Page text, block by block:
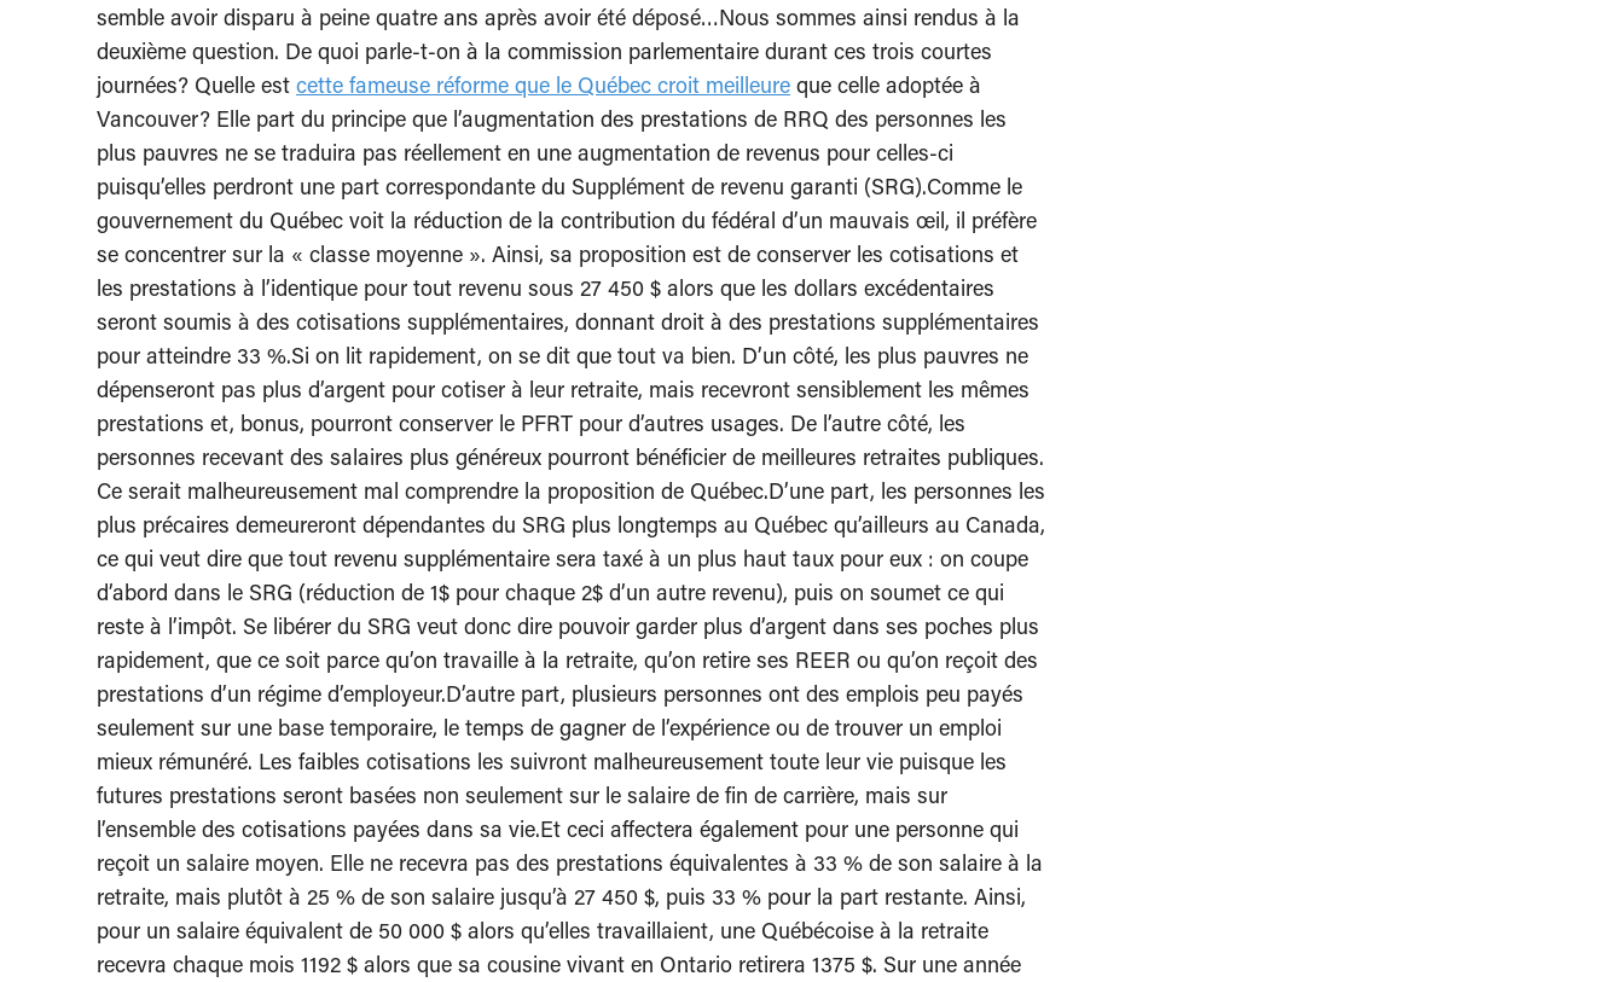
semble avoir disparu à peine quatre ans après avoir été déposé…Nous sommes ainsi rendus à la
deuxième question. De quoi parle-t-on à la commission parlementaire durant ces trois courtes
journées? Quelle est cette fameuse réforme que le Québec croit meilleure que celle adoptée à
Vancouver? Elle part du principe que l’augmentation des prestations de RRQ des personnes les
plus pauvres ne se traduira pas réellement en une augmentation de revenus pour celles-ci
puisqu’elles perdront une part correspondante du Supplément de revenu garanti (SRG).Comme le
gouvernement du Québec voit la réduction de la contribution du fédéral d’un mauvais œil, il préfère
se concentrer sur la « classe moyenne ». Ainsi, sa proposition est de conserver les cotisations et
les prestations à l’identique pour tout revenu sous 27 450 $ alors que les dollars excédentaires
seront soumis à des cotisations supplémentaires, donnant droit à des prestations supplémentaires
pour atteindre 33 %.Si on lit rapidement, on se dit que tout va bien. D’un côté, les plus pauvres ne
dépenseront pas plus d’argent pour cotiser à leur retraite, mais recevront sensiblement les mêmes
prestations et, bonus, pourront conserver le PFRT pour d’autres usages. De l’autre côté, les
personnes recevant des salaires plus généreux pourront bénéficier de meilleures retraites publiques.
Ce serait malheureusement mal comprendre la proposition de Québec.D’une part, les personnes les
plus précaires demeureront dépendantes du SRG plus longtemps au Québec qu’ailleurs au Canada,
ce qui veut dire que tout revenu supplémentaire sera taxé à un plus haut taux pour eux : on coupe
d’abord dans le SRG (réduction de 1$ pour chaque 2$ d’un autre revenu), puis on soumet ce qui
reste à l’impôt. Se libérer du SRG veut donc dire pouvoir garder plus d’argent dans ses poches plus
rapidement, que ce soit parce qu’on travaille à la retraite, qu’on retire ses REER ou qu’on reçoit des
prestations d’un régime d’employeur.D’autre part, plusieurs personnes ont des emplois peu payés
seulement sur une base temporaire, le temps de gagner de l’expérience ou de trouver un emploi
mieux rémunéré. Les faibles cotisations les suivront malheureusement toute leur vie puisque les
futures prestations seront basées non seulement sur le salaire de fin de carrière, mais sur
l’ensemble des cotisations payées dans sa vie.Et ceci affectera également pour une personne qui
reçoit un salaire moyen. Elle ne recevra pas des prestations équivalentes à 33 % de son salaire à la
retraite, mais plutôt à 25 % de son salaire jusqu’à 27 450 $, puis 33 % pour la part restante. Ainsi,
pour un salaire équivalent de 50 000 $ alors qu’elles travaillaient, une Québécoise à la retraite
recevra chaque mois 1192 $ alors que sa cousine vivant en Ontario retirera 1375 $. Sur une année